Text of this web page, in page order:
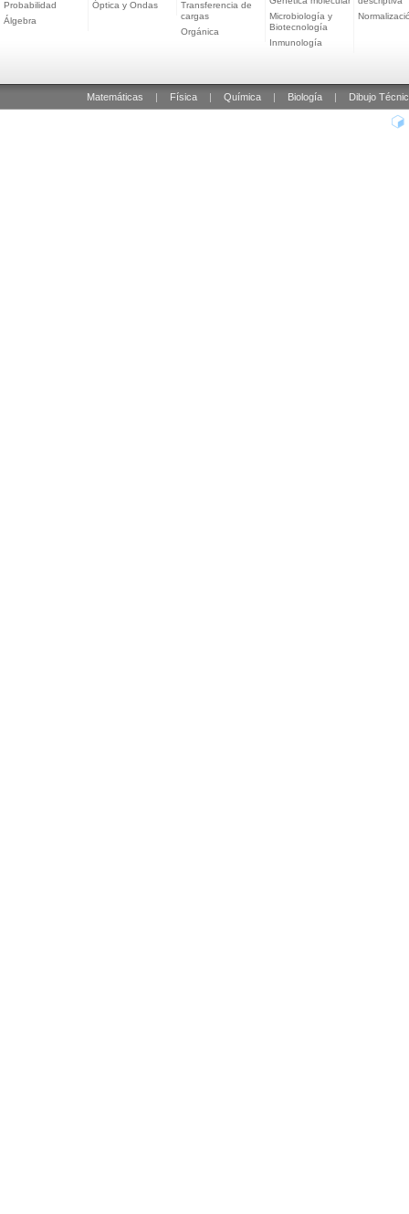
Probabilidad
Álgebra
Óptica y Ondas
Transferencia de
cargas
Orgánica
Microbiología y
Biotecnología
Inmunología
Matemáticas Física Química Biología Dibujo